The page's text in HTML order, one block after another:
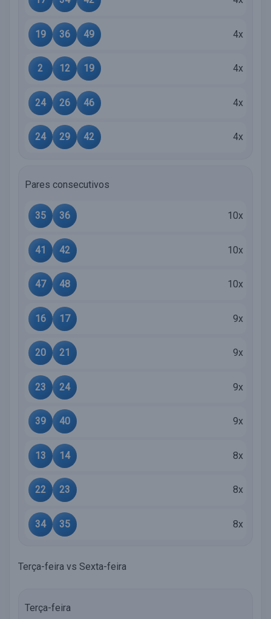
19 36 49 4x
2 12 19 4x
24 26 46 4x
24 29 42 4x
Pares consecutivos
35 36 10x
41 42 10x
47 48 10x
16 17 9x
20 21 9x
23 24 9x
39 40 9x
13 14 8x
22 23 8x
34 35 8x
Terça-feira vs Sexta-feira
Terça-feira